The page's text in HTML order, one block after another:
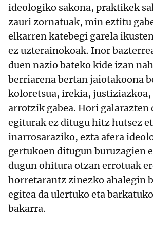
ideologiko sakona, praktikek
zauri zornatuak, min eztitu
elkarren katebegi garela
ez uzterainokoak. Inor
duen nazio bateko kide izan
berriarena bertan jaiotakoona
koloretsua, irekia, justiziazkoa,
arrotzik gabea. Hori galarazten
egiturak ez ditugu hitz hutsez
inarrosaraziko, ezta afera
gertukoen ditugun buruzagien
dugun ohitura otzan errotuak
horretarantz zinezko ahalegin
egitea da ulertuko eta
bakarra.